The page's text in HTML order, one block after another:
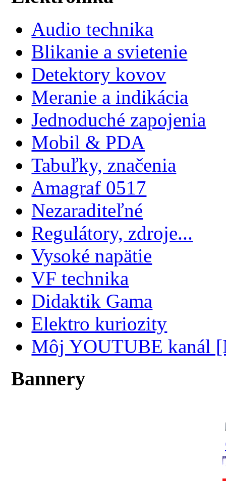
Audio technika
Blikanie a svietenie
Detektory kovov
Meranie a indikácia
Jednoduché zapojenia
Mobil & PDA
Tabuľky, značenia
Amagraf 0517
Nezaraditeľné
Regulátory, zdroje...
Vysoké napätie
VF technika
Didaktik Gama
Elektro kuriozity
Môj YOUTUBE kanál
Bannery